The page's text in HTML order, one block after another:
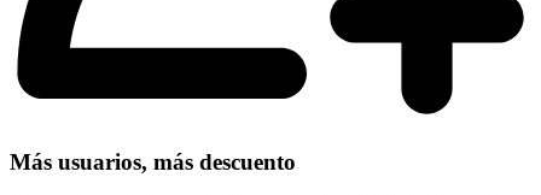
Más usuarios, más descuento